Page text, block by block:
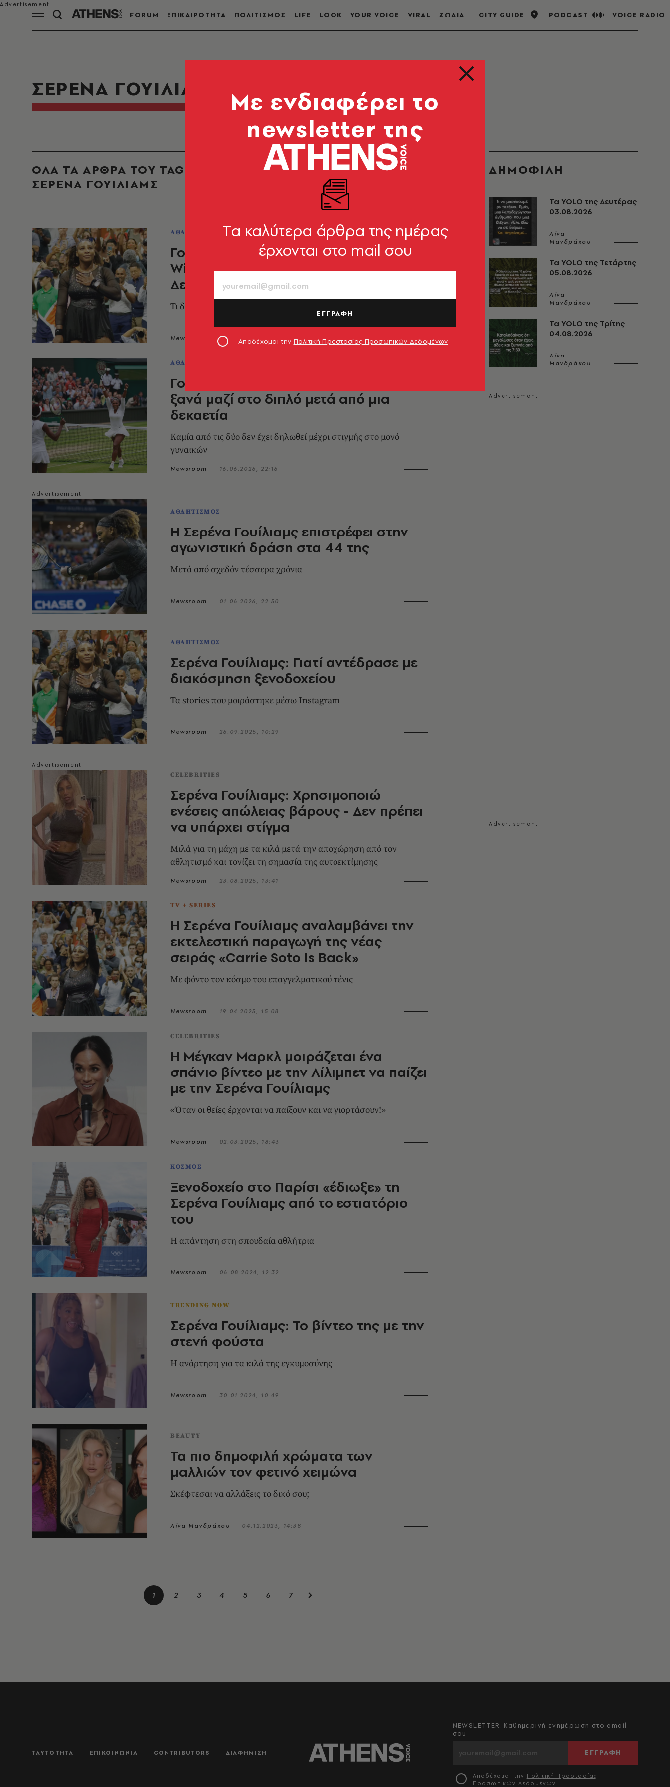
FORUM ΕΠΙΚΑΙΡΟΤΗΤΑ ΠΟΛΙΤΙΣΜΟΣ LIFE LOOK YOUR VOICE VIRAL ΖΩΔΙΑ CITY GUIDE PODCAST VOICE RADIO
ΣΕΡΕΝΑ ΓΟΥΙΛΙΑΜΣ
ΟΛΑ ΤΑ ΑΡΘΡΑ ΤΟΥ TAG
ΣΕΡΕΝΑ ΓΟΥΙΛΙΑΜΣ
ΑΘΛΗΤΙΣΜΟΣ
Γουίλιαμς για την επιστροφή στο
Wimbledon: Είχα προθεσμία ως τη
Δευτέρα και αποφάσισα την Κυριακή
Τι δήλωσε η θρυλική τενίστρια
Newsroom 29.06.2026, 09:40
ΑΘΛΗΤΙΣΜΟΣ
Γουίμπλεντον: Οι αδελφές Γουίλιαμς
ξανά μαζί στο διπλό μετά από μια
δεκαετία
Καμία από τις δύο δεν έχει δηλωθεί μέχρι στιγμής στο μονό
γυναικών
Newsroom 16.06.2026, 22:16
ΑΘΛΗΤΙΣΜΟΣ
Η Σερένα Γουίλιαμς επιστρέφει στην
αγωνιστική δράση στα 44 της
Mετά από σχεδόν τέσσερα χρόνια
Newsroom 01.06.2026, 22:50
ΑΘΛΗΤΙΣΜΟΣ
Σερένα Γουίλιαμς: Γιατί αντέδρασε με
διακόσμηση ξενοδοχείου
Τα stories που μοιράστηκε μέσω Instagram
Newsroom 26.09.2025, 10:29
CELEBRITIES
Σερένα Γουίλιαμς: Χρησιμοποιώ
ενέσεις απώλειας βάρους - Δεν πρέπει
να υπάρχει στίγμα
Μιλά για τη μάχη με τα κιλά μετά την αποχώρηση από τον
αθλητισμό και τονίζει τη σημασία της αυτοεκτίμησης
Newsroom 23.08.2025, 13:41
TV + SERIES
Η Σερένα Γουίλιαμς αναλαμβάνει την
εκτελεστική παραγωγή της νέας
σειράς «Carrie Soto Is Back»
Με φόντο τον κόσμο του επαγγελματικού τένις
Newsroom 19.04.2025, 15:08
CELEBRITIES
Η Μέγκαν Μαρκλ μοιράζεται ένα
σπάνιο βίντεο με την Λίλιμπετ να παίζει
με την Σερένα Γουίλιαμς
«Όταν οι θείες έρχονται να παίξουν και να γιορτάσουν!»
Newsroom 02.03.2025, 18:43
ΚΟΣΜΟΣ
Ξενοδοχείο στο Παρίσι «έδιωξε» τη
Σερένα Γουίλιαμς από το εστιατόριο
του
Η απάντηση στη σπουδαία αθλήτρια
Newsroom 06.08.2024, 12:32
TRENDING NOW
Σερένα Γουίλιαμς: Το βίντεο της με την
στενή φούστα
Η ανάρτηση για τα κιλά της εγκυμοσύνης
Newsroom 30.01.2024, 10:49
BEAUTY
Τα πιο δημοφιλή χρώματα των
μαλλιών τον φετινό χειμώνα
Σκέφτεσαι να αλλάξεις το δικό σου;
Λίνα Μανδράκου 04.12.2023, 14:38
1 2 3 4 5 6 7
ΔΗΜΟΦΙΛΗ
Τα YOLO της Δευτέρας
03.08.2026
Λίνα
Μανδράκου
Τα YOLO της Τετάρτης
05.08.2026
Λίνα
Μανδράκου
Τα YOLO της Τρίτης
04.08.2026
Λίνα
Μανδράκου
ΤΑΥΤΟΤΗΤΑ ΕΠΙΚΟΙΝΩΝΙΑ CONTRIBUTORS ΔΙΑΦΗΜΙΣΗ
NEWSLETTER: Καθημερινή ενημέρωση στο email
σου
ΕΓΓΡΑΦΗ
Αποδέχομαι την Πολιτική Προστασίας
Προσωπικών Δεδομένων
Mε ενδιαφέρει το
newsletter της
Tα καλύτερα άρθρα της ημέρας
έρχονται στο mail σου
ΕΓΓΡΑΦΗ
Αποδέχομαι την Πολιτική Προστασίας Προσωπικών Δεδομένων